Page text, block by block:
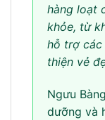
hàng loạt
khỏe, từ
hỗ trợ các
thiện vẻ
Ngưu
dưỡng và